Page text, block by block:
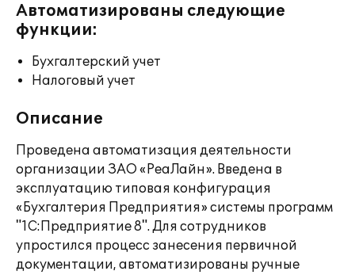
Автоматизированы следующие
функции:
Бухгалтерский учет
Налоговый учет
Описание
Проведена автоматизация деятельности
организации ЗАО «РеаЛайн». Введена в
эксплуатацию типовая конфигурация
«Бухгалтерия Предприятия» системы программ
"1С:Предприятие 8". Для сотрудников
упростился процесс занесения первичной
документации, автоматизированы ручные